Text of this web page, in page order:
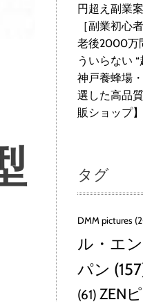
円超え副業
［副業初心者
老後2000万
ういらない
神戸養蜂場
選した高品
販ショップ】
タグ
DMM pictures
ル・エ
パン
(61) ZEN